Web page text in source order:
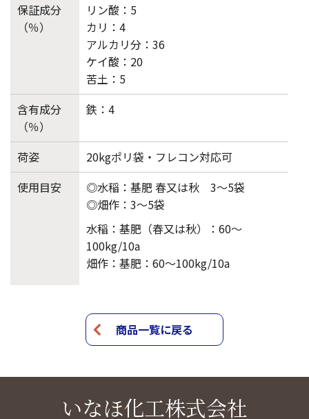
保証成分
（％）
リン酸：5
カリ：4
アルカリ分：36
ケイ酸：20
苦土：5
含有成分
（％）
鉄：4
荷姿
20kgポリ袋・フレコン対応可
使用目安
◎水稲：基肥 春又は秋 3～5袋
◎畑作：3～5袋
水稲：基肥（春又は秋）：60～
100kg/10a
畑作：基肥：60～100kg/10a
商品一覧に戻る
いなほ化工株式会社